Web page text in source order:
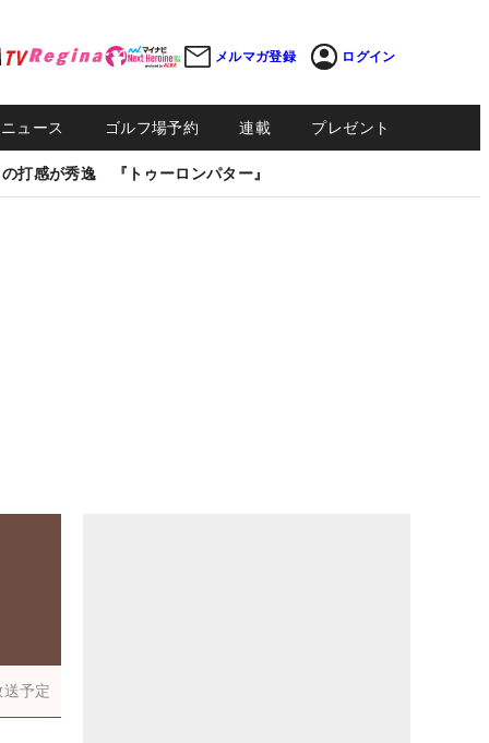
メルマガ登録 ログイン
ュース ゴルフ場予約 連載 プレゼント
打感が秀逸 『トゥーロンパター』
予定